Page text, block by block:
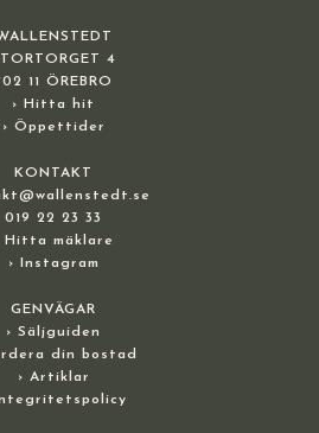
4
11 ÖREBRO
› Hitta hit
› Öppettider
KONTAKT
019 22 23 33
Hitta mäklare
› Instagram
GENVÄGAR
› Säljguiden
din bostad
› Artiklar